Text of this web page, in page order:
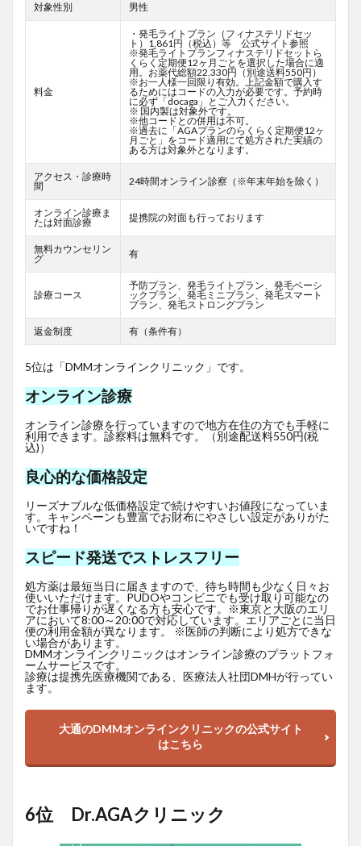
対象性別 男性
料金
・発毛ライトプラン（フィナステリドセッ
ト）1,861円（税込）等 公式サイト参照
※発毛ライトプランフィナステリドセットら
くらく定期便12ヶ月ごとを選択した場合に適
用。お薬代総額22,330円（別途送料550円）
※お一人様一回限り有効。上記金額で購入す
るためにはコードの入力が必要です。予約時
に必ず「docaga」とご入力ください。
※ 国内製は対象外です。
※他コードとの併用は不可。
※過去に「AGAプランのらくらく定期便12ヶ
月ごと」をコード適用にて処方された実績の
ある方は対象外となります。
アクセス・診療時
間
24時間オンライン診察（※年末年始を除く）
オンライン診療ま
たは対面診療
提携院の対面も行っております
無料カウンセリン
グ
有
診療コース
予防プラン、発毛ライトプラン、発毛ベーシ
ックプラン、発毛ミニプラン、発毛スマート
プラン、発毛ストロングプラン
返金制度 有（条件有）
5位は「DMMオンラインクリニック」です。
オンライン診療
オンライン診療を行っていますので地方在住の方でも手軽に
利用できます。診察料は無料です。（別途配送料550円(税
込)）
良心的な価格設定
リーズナブルな低価格設定で続けやすいお値段になっていま
す。キャンペーンも豊富でお財布にやさしい設定がありがた
いですね！
スピード発送でストレスフリー
処方薬は最短当日に届きますので、待ち時間も少なく日々お
使いいただけます。PUDOやコンビニでも受け取り可能なの
でお仕事帰りが遅くなる方も安心です。※東京と大阪のエリ
アにおいて8:00～20:00で対応しています。エリアごとに当日
便の利用金額が異なります。 ※医師の判断により処方できな
い場合があります。
DMMオンラインクリニックはオンライン診療のプラットフォ
ームサービスです。
診療は提携先医療機関である、医療法人社団DMHが行ってい
ます。
大通のDMMオンラインクリニックの公式サイト
はこちら
6位 Dr.AGAクリニック